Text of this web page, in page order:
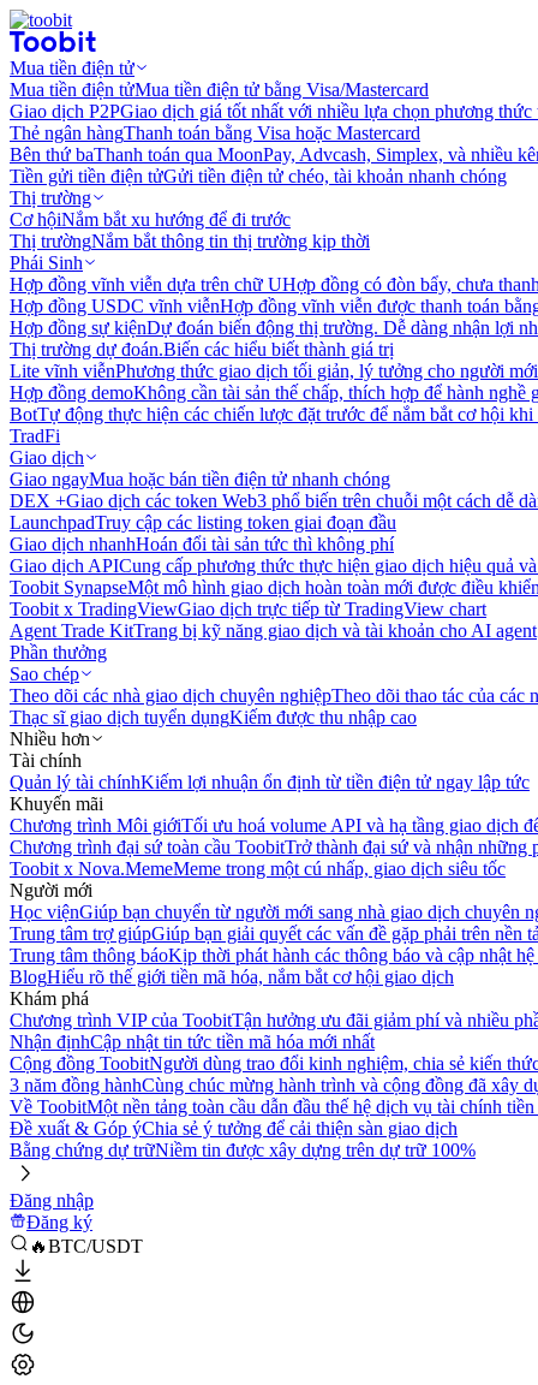
Mua tiền điện tử
Mua tiền điện tửMua tiền điện tử bằng Visa/Mastercard
Giao dịch P2PGiao dịch giá tốt nhất với nhiều lựa chọn phương thức
Thẻ ngân hàngThanh toán bằng Visa hoặc Mastercard
Bên thứ baThanh toán qua MoonPay, Advcash, Simplex, và nhiều
Tiền gửi tiền điện tửGửi tiền điện tử chéo, tài khoản nhanh chóng
Thị trường
Cơ hộiNắm bắt xu hướng để đi trước
Thị trườngNắm bắt thông tin thị trường kịp thời
Phái Sinh
Hợp đồng vĩnh viễn dựa trên chữ UHợp đồng có đòn bẩy, chưa
Hợp đồng USDC vĩnh viễnHợp đồng vĩnh viễn được thanh toán
Hợp đồng sự kiệnDự đoán biến động thị trường. Dễ dàng nhận lợi
Thị trường dự đoán.Biến các hiểu biết thành giá trị
Lite vĩnh viễnPhương thức giao dịch tối giản, lý tưởng cho người
Hợp đồng demoKhông cần tài sản thế chấp, thích hợp để hành nghề
BotTự động thực hiện các chiến lược đặt trước để nắm bắt cơ hội
TradFi
Giao dịch
Giao ngayMua hoặc bán tiền điện tử nhanh chóng
DEX +Giao dịch các token Web3 phổ biến trên chuỗi một cách dễ
LaunchpadTruy cập các listing token giai đoạn đầu
Giao dịch nhanhHoán đổi tài sản tức thì không phí
Giao dịch APICung cấp phương thức thực hiện giao dịch hiệu quả
Toobit SynapseMột mô hình giao dịch hoàn toàn mới được điều
Toobit x TradingViewGiao dịch trực tiếp từ TradingView chart
Agent Trade KitTrang bị kỹ năng giao dịch và tài khoản cho AI agent
Phần thưởng
Sao chép
Theo dõi các nhà giao dịch chuyên nghiệpTheo dõi thao tác của các
Thạc sĩ giao dịch tuyển dụngKiếm được thu nhập cao
Nhiều hơn
Tài chính
Quản lý tài chínhKiếm lợi nhuận ổn định từ tiền điện tử ngay lập tức
Khuyến mãi
Chương trình Môi giớiTối ưu hoá volume API và hạ tầng giao dịch
Chương trình đại sứ toàn cầu ToobitTrở thành đại sứ và nhận những
Toobit x Nova.MemeMeme trong một cú nhấp, giao dịch siêu tốc
Người mới
Học việnGiúp bạn chuyển từ người mới sang nhà giao dịch chuyên
Trung tâm trợ giúpGiúp bạn giải quyết các vấn đề gặp phải trên nền
Trung tâm thông báoKịp thời phát hành các thông báo và cập nhật
BlogHiểu rõ thế giới tiền mã hóa, nắm bắt cơ hội giao dịch
Khám phá
Chương trình VIP của ToobitTận hưởng ưu đãi giảm phí và nhiều
Nhận địnhCập nhật tin tức tiền mã hóa mới nhất
Cộng đồng ToobitNgười dùng trao đổi kinh nghiệm, chia sẻ kiến
3 năm đồng hànhCùng chúc mừng hành trình và cộng đồng đã xây
Về ToobitMột nền tảng toàn cầu dẫn đầu thế hệ dịch vụ tài chính
Đề xuất & Góp ýChia sẻ ý tưởng để cải thiện sàn giao dịch
Bằng chứng dự trữNiềm tin được xây dựng trên dự trữ 100%
Đăng nhập
Đăng ký
🔥BTC/USDT